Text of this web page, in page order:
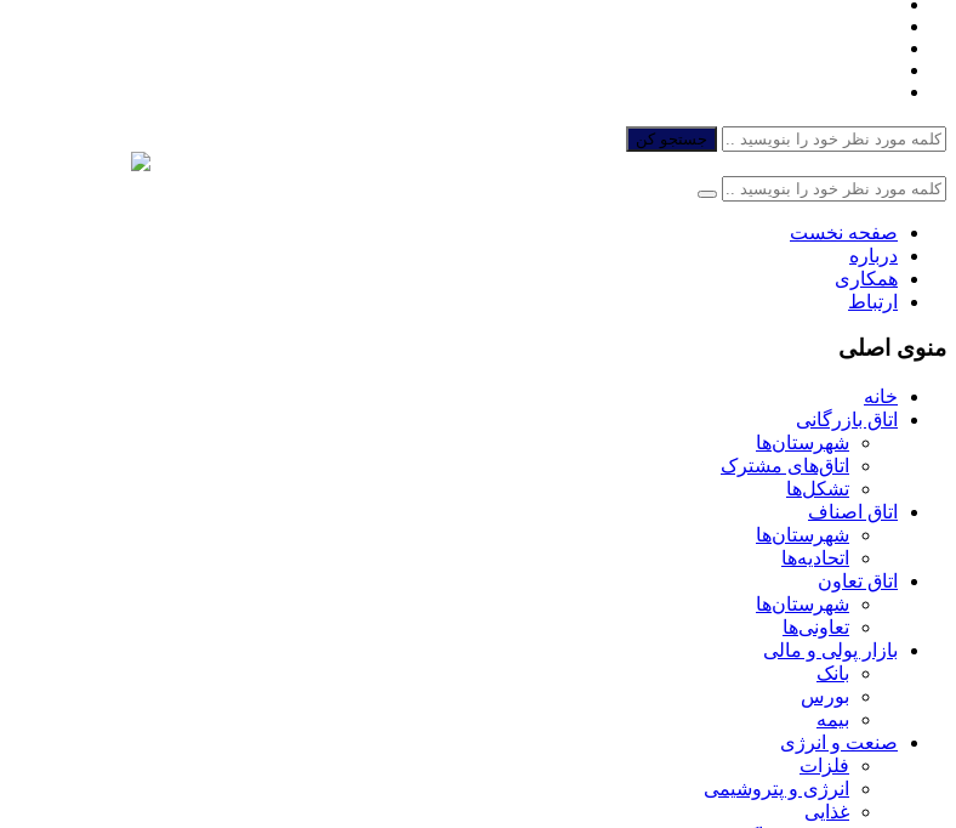
جستجو کن
صفحه نخست
درباره
همکاری
ارتباط
منوی اصلی
خانه
اتاق بازرگانی
شهرستان‌ها
اتاق‌های مشترک
تشکل‌ها
اتاق اصناف
شهرستان‌ها
اتحادیه‌ها
اتاق تعاون
شهرستان‌ها
تعاونی‌ها
بازار پولی و مالی
بانک
بورس
بیمه
صنعت و انرژی
فلزات
انرژی و پتروشیمی
غذایی